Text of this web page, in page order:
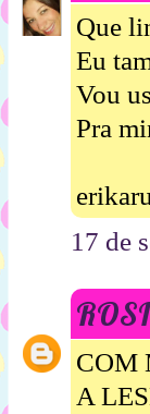
Que
Eu
Vou
Pra
17 de
COM
A